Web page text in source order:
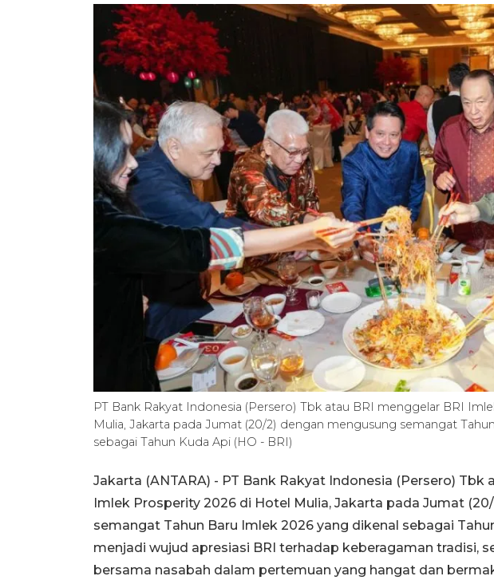
PT Bank Rakyat Indonesia (Persero) Tbk atau BRI menggelar BRI
Mulia, Jakarta pada Jumat (20/2) dengan mengusung semangat
sebagai Tahun Kuda Api (HO - BRI)
Jakarta (ANTARA) - PT Bank Rakyat Indonesia (Persero) Tbk
Imlek Prosperity 2026 di Hotel Mulia, Jakarta pada Jumat
semangat Tahun Baru Imlek 2026 yang dikenal sebagai
menjadi wujud apresiasi BRI terhadap keberagaman tradisi,
bersama nasabah dalam pertemuan yang hangat dan